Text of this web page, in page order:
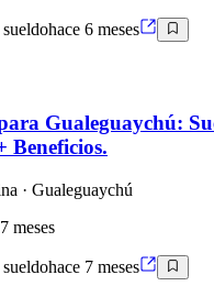
hace 6 meses
Gualeguaychú:
Beneficios.
· Gualeguaychú
meses
hace 7 meses